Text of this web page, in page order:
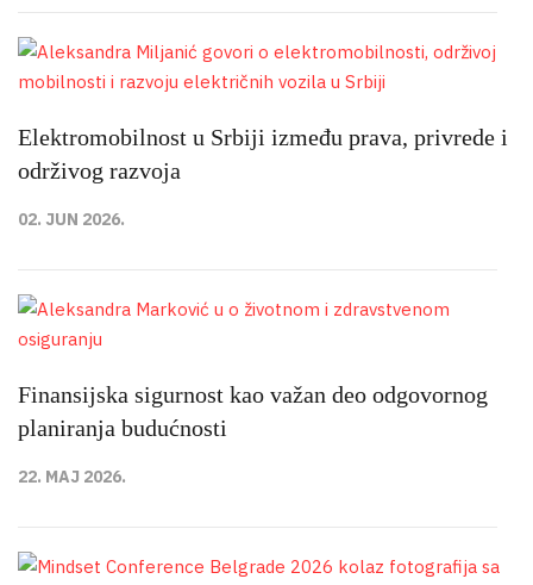
Elektromobilnost u Srbiji između prava, privrede i
održivog razvoja
02. JUN 2026.
Finansijska sigurnost kao važan deo odgovornog
planiranja budućnosti
22. MAJ 2026.